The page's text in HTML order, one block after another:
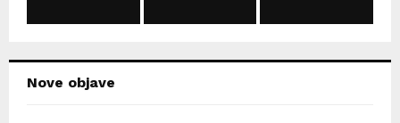
Nove objave